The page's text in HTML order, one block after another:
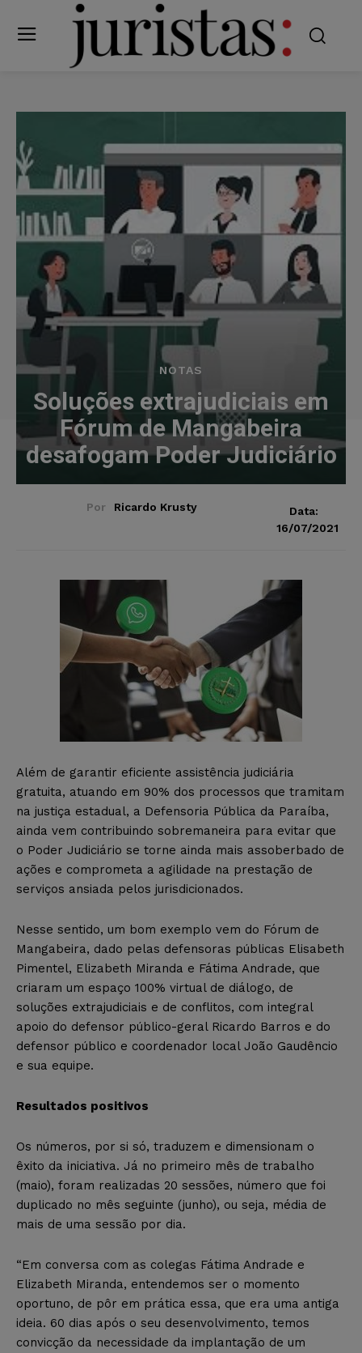
NOTAS
Soluções extrajudiciais em
Fórum de Mangabeira
desafogam Poder Judiciário
Por Ricardo Krusty
Data:
16/07/2021
Além de garantir eficiente assistência judiciária
gratuita, atuando em 90% dos processos que tramitam
na justiça estadual, a Defensoria Pública da Paraíba,
ainda vem contribuindo sobremaneira para evitar que
o Poder Judiciário se torne ainda mais assoberbado de
ações e comprometa a agilidade na prestação de
serviços ansiada pelos jurisdicionados.
Nesse sentido, um bom exemplo vem do Fórum de
Mangabeira, dado pelas defensoras públicas Elisabeth
Pimentel, Elizabeth Miranda e Fátima Andrade, que
criaram um espaço 100% virtual de diálogo, de
soluções extrajudiciais e de conflitos, com integral
apoio do defensor público-geral Ricardo Barros e do
defensor público e coordenador local João Gaudêncio
e sua equipe.
Resultados positivos
Os números, por si só, traduzem e dimensionam o
êxito da iniciativa. Já no primeiro mês de trabalho
(maio), foram realizadas 20 sessões, número que foi
duplicado no mês seguinte (junho), ou seja, média de
mais de uma sessão por dia.
“Em conversa com as colegas Fátima Andrade e
Elizabeth Miranda, entendemos ser o momento
oportuno, de pôr em prática essa, que era uma antiga
ideia. 60 dias após o seu desenvolvimento, temos
convicção da necessidade da implantação de um